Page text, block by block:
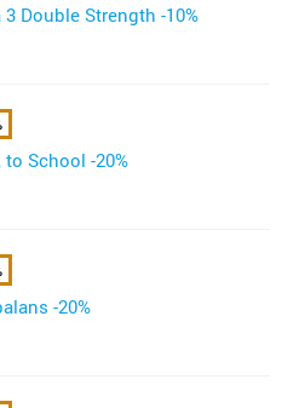
Double Strength -10%
School -20%
-20%